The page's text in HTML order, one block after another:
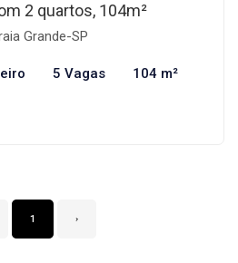
2 quartos, 104m²
Grande-SP
5 Vagas 104 m²
1 ›